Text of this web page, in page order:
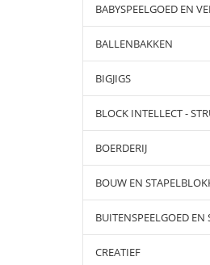
BABYSPEELGOED EN
BALLENBAKKEN
BIGJIGS
BLOCK INTELLECT -
BOERDERIJ
BOUW EN
BUITENSPEELGOED
CREATIEF